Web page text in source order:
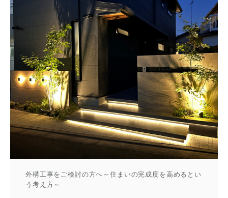
外構工事をご検討の方へ～住まいの完成度を高めるとい
う考え方～